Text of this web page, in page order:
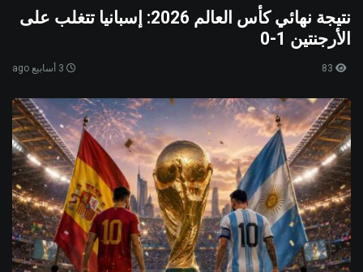
نتيجة نهائي كأس العالم 2026: إسبانيا تتغلب على
الأرجنتين 1-0